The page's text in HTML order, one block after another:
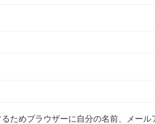
ためブラウザーに自分の名前、メール